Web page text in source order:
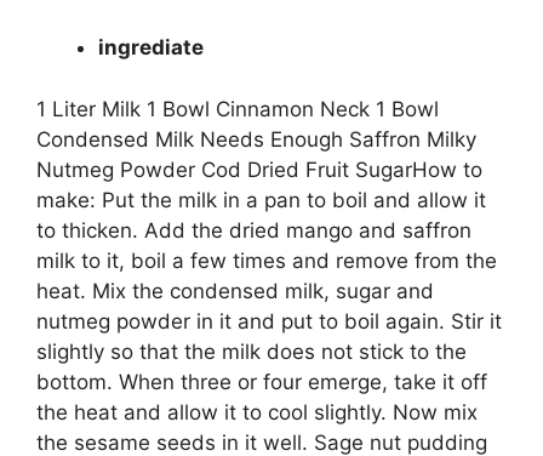
ingrediate
1 Liter Milk 1 Bowl Cinnamon Neck 1 Bowl
Condensed Milk Needs Enough Saffron Milky
Nutmeg Powder Cod Dried Fruit SugarHow to
make: Put the milk in a pan to boil and allow it
to thicken. Add the dried mango and saffron
milk to it, boil a few times and remove from the
heat. Mix the condensed milk, sugar and
nutmeg powder in it and put to boil again. Stir it
slightly so that the milk does not stick to the
bottom. When three or four emerge, take it off
the heat and allow it to cool slightly. Now mix
the sesame seeds in it well. Sage nut pudding